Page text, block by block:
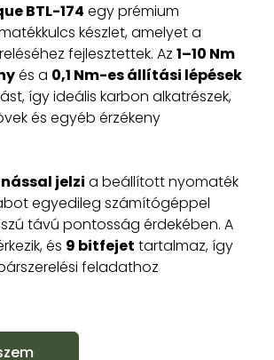
BTL-174 egy prémium
készlet, amelyet a
fejlesztettek. Az 1–10 Nm
és a 0,1 Nm-es állítási lépések
így ideális karbon alkatrészek,
és egyéb érzékeny
jelzi a beállított nyomaték
egyedileg számítógéppel
távú pontosság érdekében. A
és 9 bitfejet tartalmaz, így
feladathoz